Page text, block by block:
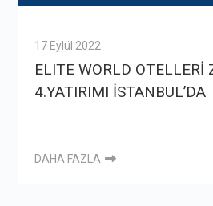
17 Eylül 2022
ELITE WORLD OTELLERİ
4.YATIRIMI İSTANBUL’DA
DAHA FAZLA